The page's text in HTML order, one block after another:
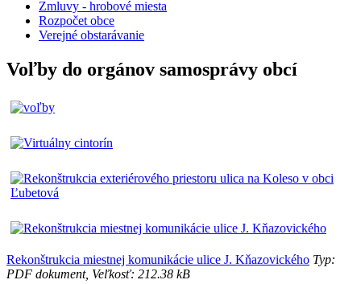
Zmluvy - hrobové miesta
Rozpočet obce
Verejné obstarávanie
Voľby do orgánov samosprávy obcí
Rekonštrukcia miestnej komunikácie ulice J. Kňazovického Typ:
PDF dokument, Veľkosť: 212.38 kB